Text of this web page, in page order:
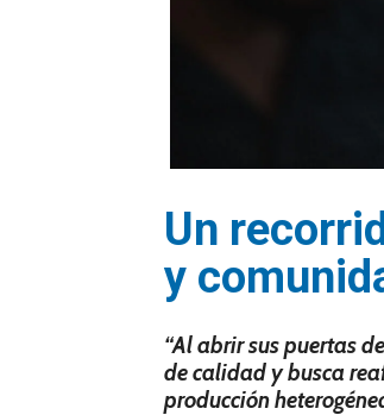
Un
y
“Al abrir sus puertas
de calidad y busca
producción